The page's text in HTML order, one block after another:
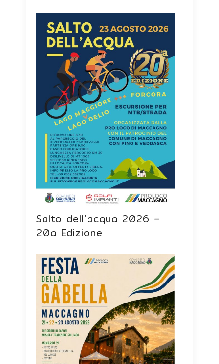
Salto dell’acqua 2026 –
20a Edizione